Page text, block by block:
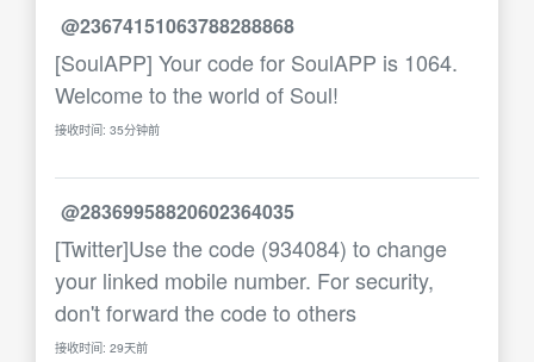
@23674151063788288868
[SoulAPP] Your code for SoulAPP is 1064.
Welcome to the world of Soul!
接收时间: 35分钟前
@28369958820602364035
[Twitter]Use the code (934084) to change
your linked mobile number. For security,
don't forward the code to others
接收时间: 29天前